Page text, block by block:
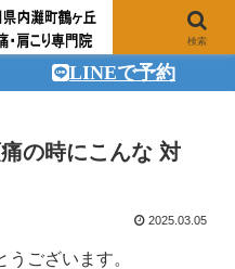
LINEで予約
の時にこんな 対
2025.03.05
ございます。
検索